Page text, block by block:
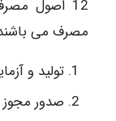
12 اصول
مصرف می
تولید و
صدور مجوز